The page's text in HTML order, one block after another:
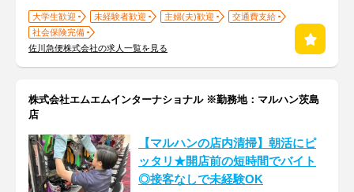
大学生歓迎 未経験者歓迎 主婦(夫)歓迎
交通費支給
社会保険完備
佐川急便株式会社の求人一覧を見る
株式会社エムエムインターナショナル ※勤務地：マルハン茨島
店
【マルハンの店内清掃】朝活にピ
ッタリ★開店前の短時間でバイト
◎接客なしで未経験OK